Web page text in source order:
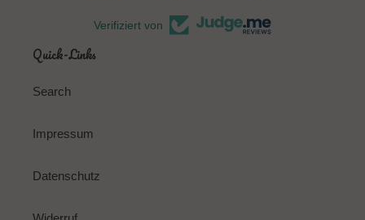
Verifiziert von
Quick-Links
Search
Impressum
Datenschutz